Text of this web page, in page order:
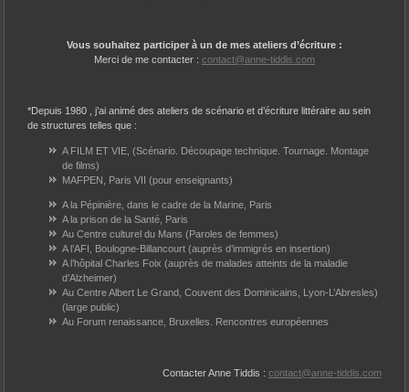
Vous souhaitez participer à un de mes ateliers d’écriture :
Merci de me contacter : contact@anne-tiddis.com
*Depuis 1980 , j’ai animé des ateliers de scénario et d’écriture littéraire au sein
de structures telles que :
A FILM ET VIE, (Scénario. Découpage technique. Tournage. Montage
de films)
MAFPEN, Paris VII (pour enseignants)
A la Pépinière, dans le cadre de la Marine, Paris
A la prison de la Santé, Paris
Au Centre culturel du Mans (Paroles de femmes)
A l’AFI, Boulogne-Billancourt (auprès d’immigrés en insertion)
A l’hôpital Charles Foix (auprès de malades atteints de la maladie
d’Alzheimer)
Au Centre Albert Le Grand, Couvent des Dominicains, Lyon-L’Abresles)
(large public)
Au Forum renaissance, Bruxelles. Rencontres européennes
Contacter Anne Tiddis : contact@anne-tiddis.com